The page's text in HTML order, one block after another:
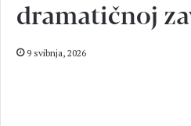
dramatičnoj
9 svibnja, 2026